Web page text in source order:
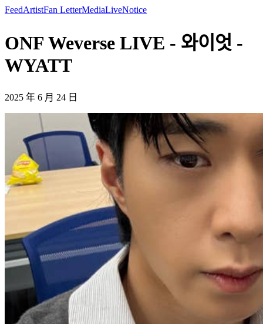
FeedArtistFan LetterMediaLiveNotice
ONF Weverse LIVE - 와이엇 -
WYATT
2025 年 6 月 24 日